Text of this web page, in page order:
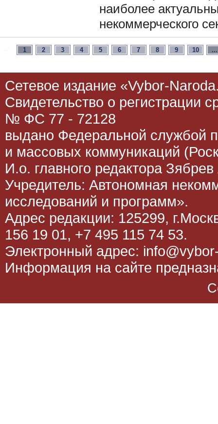
наиболее
некоммерческого
1 2 3 4 5 6 7 8 9 10 ...
Сетевое издание «Vybor-
Свидетельство о регистрации
№ ФС 77 - 72128
выдано Федеральной службой
и массовых коммуникаций
И.о. главного редактора
Учредитель: Автономная
исследований и программ».
Адрес редакции: 125299,
156 19 01, +7 495 115 74 53.
Электронный адрес:
Информация на сайте